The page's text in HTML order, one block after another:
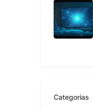
Categorias